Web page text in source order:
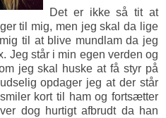
Det er ikke så tit at
til mig, men jeg skal da lige
til at blive mundlam da jeg
Jeg står i min egen verden og
jeg skal huske at få styr på
opdager jeg at der står
kort til ham og fortsætter
dog hurtigt afbrudt da han